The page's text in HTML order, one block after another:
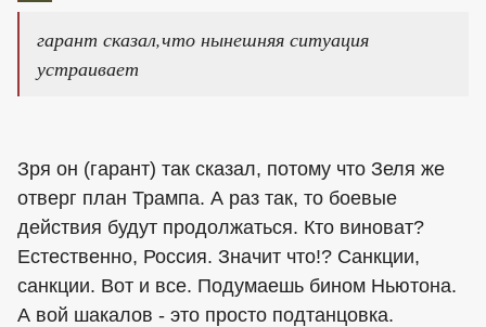
гарант сказал,что нынешняя ситуация
устраивает
Зря он (гарант) так сказал, потому что Зеля же
отверг план Трампа. А раз так, то боевые
действия будут продолжаться. Кто виноват?
Естественно, Россия. Значит что!? Санкции,
санкции. Вот и все. Подумаешь бином Ньютона.
А вой шакалов - это просто подтанцовка.